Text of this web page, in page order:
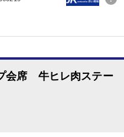
会席 牛ヒレ肉ステー